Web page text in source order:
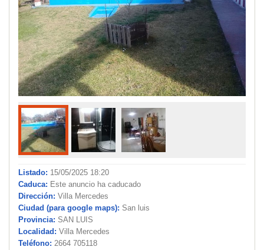
Listado: 15/05/2025 18:20
Caduca: Este anuncio ha caducado
Dirección: Villa Mercedes
Ciudad (para google maps): San luis
Provincia: SAN LUIS
Localidad: Villa Mercedes
Teléfono: 2664 705118